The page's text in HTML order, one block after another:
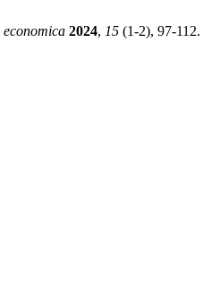
economica 2024, 15 (1-2), 97-112.